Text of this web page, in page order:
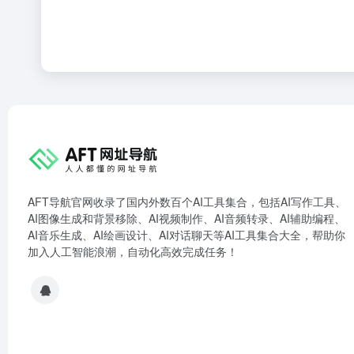
AFT导航官网收录了国内外数百个AI工具集合，包括AI写作工具、
AI图像生成和背景移除、AI视频制作、AI音频转录、AI辅助编程、
AI音乐生成、AI绘画设计、AI对话聊天等AI工具集合大全，帮助你
加入人工智能浪潮，自动化高效完成任务！